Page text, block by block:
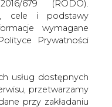
679 (RODO).
cele i podstawy
wymagane
Prywatności
usług dostępnych
przetwarzamy
przy zakładaniu